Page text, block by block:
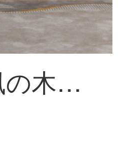
皇承（HC）欧風の木のテレビの箱の大きさの戸型の客間の家具の大理石の顔の戸棚の622ヨーロッパ式のテレビの戸棚の説明金の2.4メートル【木面】